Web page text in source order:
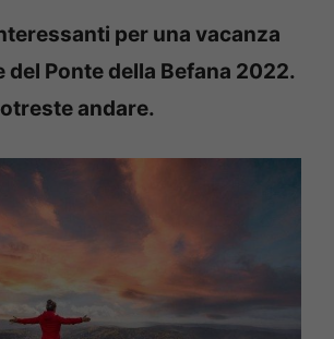
per una vacanza
del Ponte della Befana 2022.
andare.